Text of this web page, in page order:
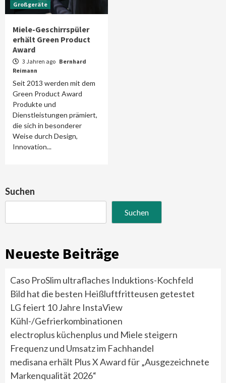
Großgeräte
Miele-Geschirrspüler
erhält Green Product
Award
3 Jahren ago Bernhard
Reimann
Seit 2013 werden mit dem
Green Product Award
Produkte und
Dienstleistungen prämiert,
die sich in besonderer
Weise durch Design,
Innovation...
Suchen
Suchen
Neueste Beiträge
Caso ProSlim ultraflaches Induktions-Kochfeld
Bild hat die besten Heißluftfritteusen getestet
LG feiert 10 Jahre InstaView
Kühl-/Gefrierkombinationen
electroplus küchenplus und Miele steigern
Frequenz und Umsatz im Fachhandel
medisana erhält Plus X Award für „Ausgezeichnete
Markenqualität 2026“